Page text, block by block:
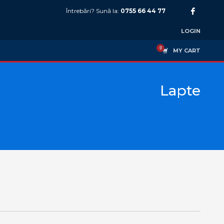
Întrebări? Sună la: 0755 66 44 77
LOGIN
MY CART
Lapte